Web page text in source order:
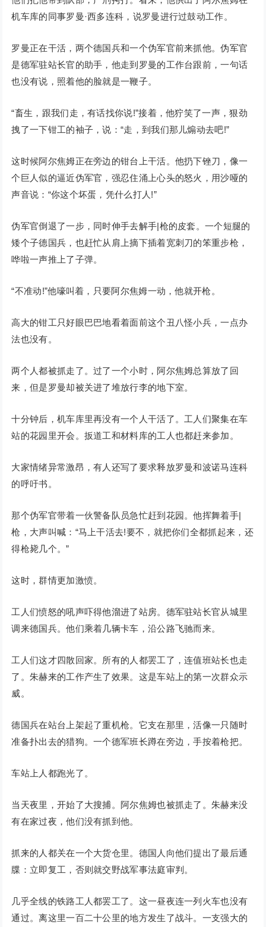
机车库的同事罗曼·西多连科，说罗曼进行过鼓动工作。
罗曼正在干活，两个德国兵和一个伪军官前来抓他。伪军官
是德军驻站长官的助手，他走到罗曼的工作台跟前，一句话
也没有说，照着他的脸就是一鞭子。
“畜生，跟我们走，有话找你说!”接着，他狞笑了一声，狠劲
拽了一下钳工的袖子，说：“走，到我们那儿煽动去吧!”
这时候阿尔焦姆正在旁边的钳台上干活。他扔下锉刀，像一
个巨人似的逼近伪军官，强忍住涌上心头的怒火，用沙哑的
声音说：“你这个坏蛋，凭什么打人!”
伪军官倒退了一步，同时伸手去解手|枪的皮套。一个短腿的
矮个子德国兵，也赶忙从肩上摘下插着宽刺刀的笨重步枪，
哗啦一声推上了子弹。
“不准动!”他嚎叫着，只要阿尔焦姆一动，他就开枪。
高大的钳工只好眼巴巴地看着面前这个丑八怪小兵，一点办
法也没有。
两个人都被抓走了。过了一个小时，阿尔焦姆总算放了回
来，但是罗曼却被关进了堆放行李的地下室。
十分钟后，机车库里再没有一个人干活了。工人们聚集在车
站的花园里开会。扳道工和材料库的工人也都赶来参加。
大家情绪异常激昂，有人还写了要求释放罗曼和波诺马连科
的呼吁书。
那个伪军官带着一伙警备队员急忙赶到花园。他挥舞着手|
枪，大声叫喊：“马上干活去!要不，就把你们全都抓起来，还
得枪毙几个。”
这时，群情更加激愤。
工人们愤怒的吼声吓得他溜进了站房。德军驻站长官从城里
调来德国兵。他们乘着几辆卡车，沿公路飞驰而来。
工人们这才四散回家。所有的人都罢工了，连值班站长也走
了。朱赫来的工作产生了效果。这是车站上的第一次群众示
威。
德国兵在站台上架起了重机枪。它支在那里，活像一只随时
准备扑出去的猎狗。一个德军班长蹲在旁边，手按着枪把。
车站上人都跑光了。
当天夜里，开始了大搜捕。阿尔焦姆也被抓走了。朱赫来没
有在家过夜，他们没有抓到他。
抓来的人都关在一个大货仓里。德国人向他们提出了最后通
牒：立即复工，否则就交野战军事法庭审判。
几乎全线的铁路工人都罢工了。这一昼夜连一列火车也没有
通过。离这里一百二十公里的地方发生了战斗。一支强大的